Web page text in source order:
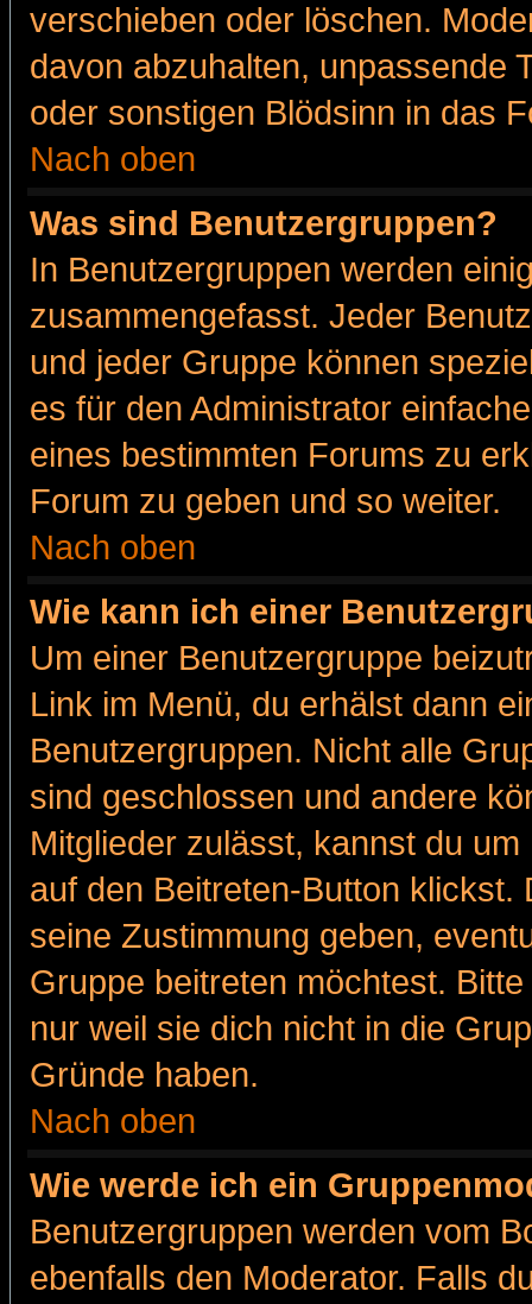
verschieben oder löschen.
davon abzuhalten, unpassende
oder sonstigen Blödsinn in das
Nach oben
Was sind Benutzergruppen?
In Benutzergruppen werden
zusammengefasst. Jeder
und jeder Gruppe können
es für den Administrator
eines bestimmten Forums zu
Forum zu geben und so weiter.
Nach oben
Wie kann ich einer
Um einer Benutzergruppe
Link im Menü, du erhälst dann
Benutzergruppen. Nicht alle
sind geschlossen und andere
Mitglieder zulässt, kannst du
auf den Beitreten-Button
seine Zustimmung geben,
Gruppe beitreten möchtest.
nur weil sie dich nicht in die
Gründe haben.
Nach oben
Wie werde ich ein
Benutzergruppen werden vom
ebenfalls den Moderator. Falls